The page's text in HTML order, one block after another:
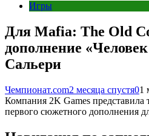
Игры
Для Mafia: The Old
дополнение
Сальери
Чемпионат.com2 месяца спустя01
Компания 2K Games
первого сюжетного дополнения